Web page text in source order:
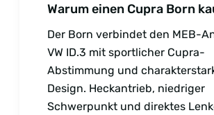
Warum einen Cupra Born
Der Born verbindet den MEB-
VW ID.3 mit sportlicher Cupra-
Abstimmung und
Design. Heckantrieb, niedriger
Schwerpunkt und direktes